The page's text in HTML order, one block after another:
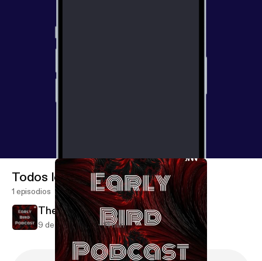
Todos los episodios
1 episodios
The Hamlet Experience
9 de jun de 2021 14 min